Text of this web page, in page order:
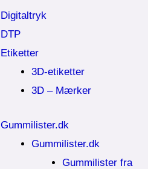
Digitaltryk
DTP
Etiketter
3D-etiketter
3D – Mærker
Gummilister.dk
Gummilister.dk
Gummilister fra